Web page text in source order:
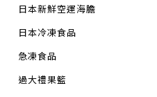
日本新鮮空運海膽
日本冷凍食品
急凍食品
過大禮果籃